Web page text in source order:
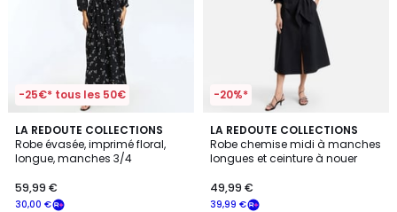
-25€* tous les 50€
LA REDOUTE COLLECTIONS
Robe évasée, imprimé floral,
longue, manches 3/4
30,00 €
59,99 €
5
/
5
-20%*
LA REDOUTE COLLECTIONS
Robe chemise midi à manches
longues et ceinture à nouer
39,99 €
49,99 €
2
Couleurs